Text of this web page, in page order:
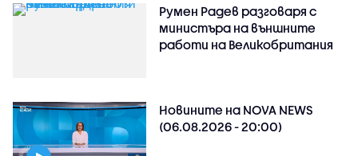
Румен Радев разговаря с
министъра на външните
работи на Великобритания
Новините на NOVA NEWS
(06.08.2026 - 20:00)